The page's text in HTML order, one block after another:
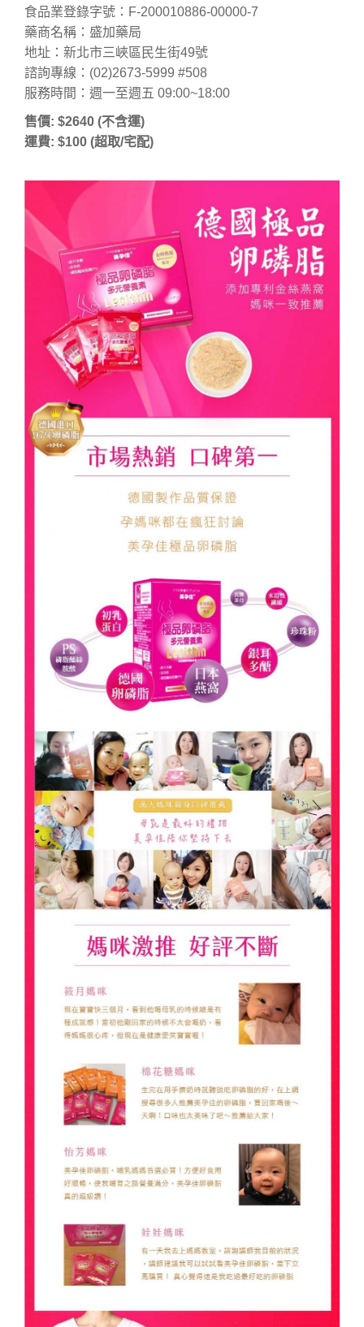
食品業登錄字號：F-200010886-00000-7
藥商名稱：盛加藥局
地址：新北市三峽區民生街49號
諮詢專線：(02)2673-5999 #508
服務時間：週一至週五 09:00~18:00
售價: $2640 (不含運)
運費: $100 (超取/宅配)